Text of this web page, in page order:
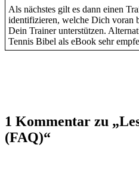
Als nächstes gilt es dann einen
identifizieren, welche Dich voran
Dein Trainer unterstützen.
Tennis Bibel als eBook sehr
1 Kommentar zu
(FAQ)“